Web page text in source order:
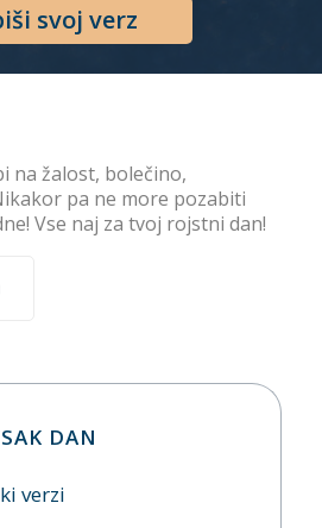
svoj verz
na žalost, bolečino,
pa ne more pozabiti
Vse naj za tvoj rojstni dan!
DAN
verzi